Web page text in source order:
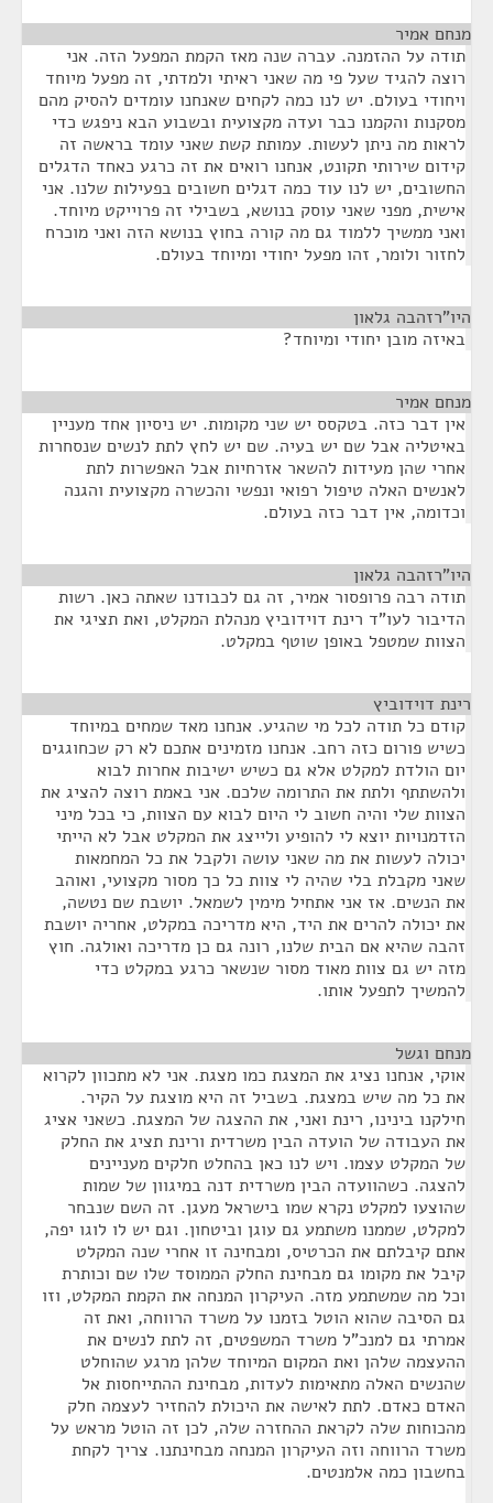
מנחם אמיר
תודה על ההזמנה. עברה שנה מאז הקמת המפעל הזה. אני
רוצה להגיד שעל פי מה שאני ראיתי ולמדתי, זה מפעל מיוחד
ויחודי בעולם. יש לנו כמה לקחים שאנחנו עומדים להסיק מהם
מסקנות והקמנו כבר ועדה מקצועית ובשבוע הבא ניפגש כדי
לראות מה ניתן לעשות. עמותת קשת שאני עומד בראשה זה
קידום שירותי תקונט, אנחנו רואים את זה כרגע כאחד הדגלים
החשובים, יש לנו עוד כמה דגלים חשובים בפעילות שלנו. אני
אישית, מפני שאני עוסק בנושא, בשבילי זה פרוייקט מיוחד.
ואני ממשיך ללמוד גם מה קורה בחוץ בנושא הזה ואני מוכרח
לחזור ולומר, זהו מפעל יחודי ומיוחד בעולם.
היו"רזהבה גלאון
באיזה מובן יחודי ומיוחד?
מנחם אמיר
אין דבר כזה. בטקסס יש שני מקומות. יש ניסיון אחד מעניין
באיטליה אבל שם יש בעיה. שם יש לחץ לתת לנשים שנסחרות
אחרי שהן מעידות להשאר אזרחיות אבל האפשרות לתת
לאנשים האלה טיפול רפואי ונפשי והכשרה מקצועית והגנה
וכדומה, אין דבר כזה בעולם.
היו"רזהבה גלאון
תודה רבה פרופסור אמיר, זה גם לכבודנו שאתה כאן. רשות
הדיבור לעו"ד רינת דוידוביץ מנהלת המקלט, ואת תציגי את
הצוות שמטפל באופן שוטף במקלט.
רינת דוידוביץ
קודם כל תודה לכל מי שהגיע. אנחנו מאד שמחים במיוחד
כשיש פורום כזה רחב. אנחנו מזמינים אתכם לא רק שכחוגגים
יום הולדת למקלט אלא גם כשיש ישיבות אחרות לבוא
ולהשתתף ולתת את התרומה שלכם. אני באמת רוצה להציג את
הצוות שלי והיה חשוב לי היום לבוא עם הצוות, כי בכל מיני
הזדמנויות יוצא לי להופיע ולייצג את המקלט אבל לא הייתי
יכולה לעשות את מה שאני עושה ולקבל את כל המחמאות
שאני מקבלת בלי שהיה לי צוות כל כך מסור מקצועי, ואוהב
את הנשים. אז אני אתחיל מימין לשמאל. יושבת שם נטשה,
את יכולה להרים את היד, היא מדריכה במקלט, אחריה יושבת
זהבה שהיא אם הבית שלנו, רונה גם כן מדריכה ואולגה. חוץ
מזה יש גם צוות מאוד מסור שנשאר כרגע במקלט כדי
להמשיך לתפעל אותו.
מנחם וגשל
אוקי, אנחנו נציג את המצגת כמו מצגת. אני לא מתכוון לקרוא
את כל מה שיש במצגת. בשביל זה היא מוצגת על הקיר.
חילקנו בינינו, רינת ואני, את ההצגה של המצגת. כשאני אציג
את העבודה של הועדה הבין משרדית ורינת תציג את החלק
של המקלט עצמו. ויש לנו כאן בהחלט חלקים מעניינים
להצגה. כשהוועדה הבין משרדית דנה במיגוון של שמות
שהוצעו למקלט נקרא שמו בישראל מעגן. זה השם שנבחר
למקלט, שממנו משתמע גם עוגן וביטחון. וגם יש לו לוגו יפה,
אתם קיבלתם את הכרטיס, ומבחינה זו אחרי שנה המקלט
קיבל את מקומו גם מבחינת החלק הממוסד שלו שם וכותרת
וכל מה שמשתמע מזה. העיקרון המנחה את הקמת המקלט, וזו
גם הסיבה שהוא הוטל בזמנו על משרד הרווחה, ואת זה
אמרתי גם למנכ"ל משרד המשפטים, זה לתת לנשים את
ההעצמה שלהן ואת המקום המיוחד שלהן מרגע שהוחלט
שהנשים האלה מתאימות לעדות, מבחינת ההתייחסות אל
האדם כאדם. לתת לאישה את היכולת להחזיר לעצמה חלק
מהכוחות שלה לקראת ההחזרה שלה, לכן זה הוטל מראש על
משרד הרווחה וזה העיקרון המנחה מבחינתנו. צריך לקחת
בחשבון כמה אלמנטים.